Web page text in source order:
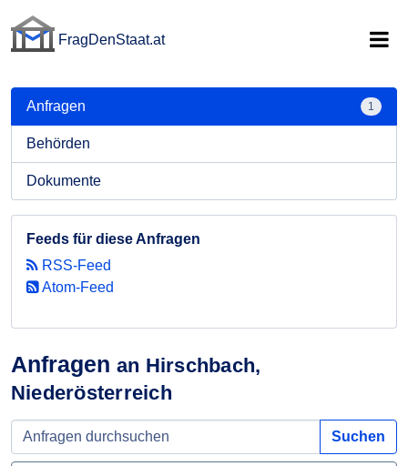
FragDenStaat.at
Anfragen an Hirschbach,
Niederösterreich
Suchen
Anfragen 1
Behörden
Dokumente
Feeds für diese Anfragen
RSS-Feed
Atom-Feed